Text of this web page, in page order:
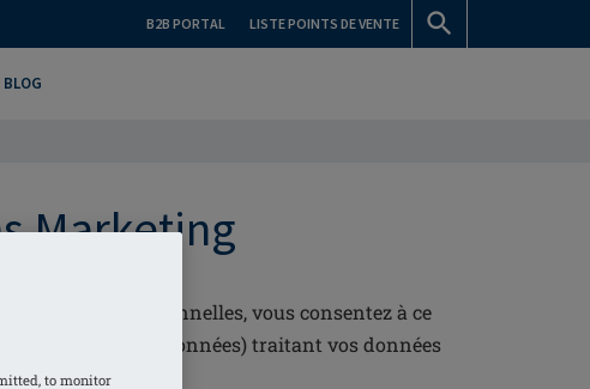
B2B PORTAL LISTE POINTS DE VENTE
BLOG
Marketing
données personnelles, vous consentez à ce
traitement des données) traitant vos données
to monitor